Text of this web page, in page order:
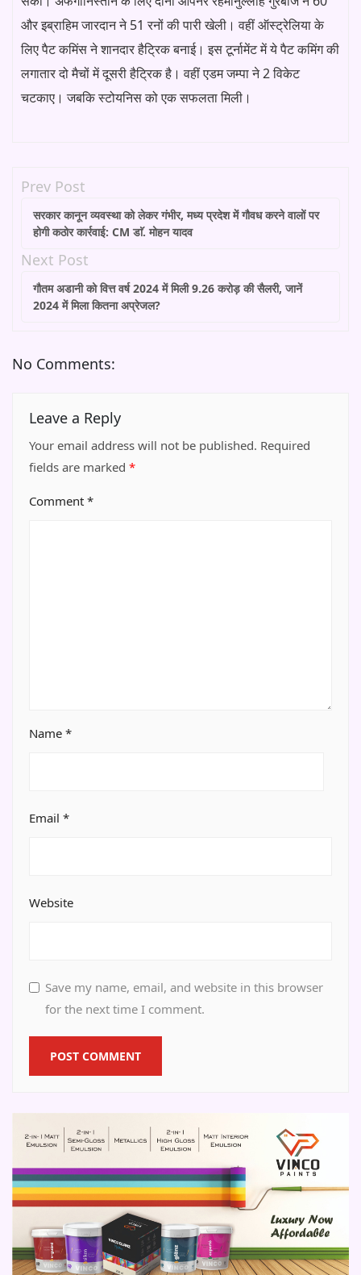
और इब्राहिम जारदान ने 51 रनों की पारी खेली। वहीं ऑस्ट्रेलिया के
लिए पैट कमिंस ने शानदार हैट्रिक बनाई। इस टूर्नामेंट में ये पैट कमिंग की
लगातार दो मैचों में दूसरी हैट्रिक है। वहीं एडम जम्पा ने 2 विकेट
चटकाए। जबकि स्टोयनिस को एक सफलता मिली।
Prev Post
सरकार कानून व्यवस्था को लेकर गंभीर, मध्‍य प्रदेश में गौवध करने वालों पर
होगी कठोर कार्रवाई: CM डाॅ. मोहन यादव
Next Post
गौतम अडानी को वित्त वर्ष 2024 में मिली 9.26 करोड़ की सैलरी, जानें
2024 में मिला कितना अप्रेजल?
No Comments:
Leave a Reply
Your email address will not be published. Required
fields are marked *
Comment *
Name *
Email *
Website
Save my name, email, and website in this browser
for the next time I comment.